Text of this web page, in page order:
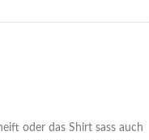
oder das Shirt sass auch